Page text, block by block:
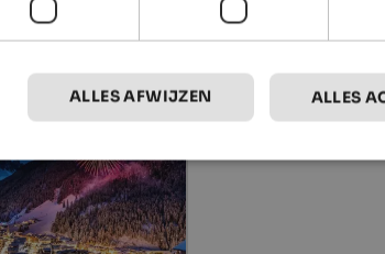
ALLES
ALLES AFWIJZEN